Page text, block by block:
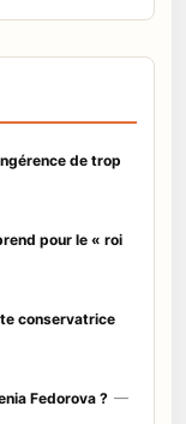
de trop
pour le « roi
conservatrice
Fedorova ? —